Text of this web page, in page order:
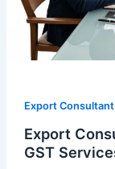
Export
Export
GST
GST
Services